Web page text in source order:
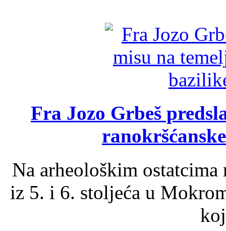
Fra Jozo Grbeš
Na arheološkim
iz 5. i 6. stoljeća u